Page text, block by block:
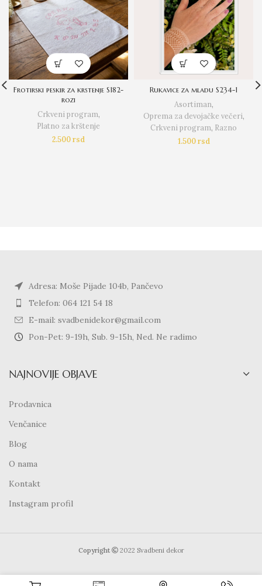
Frotirski peskir za krstenje S182-
rozi
Crkveni program,
Platno za krštenje
2.500rsd
Rukavice za mladu S234-1
Asortiman,
Oprema za devojačke večeri,
Crkveni program, Razno
1.500rsd
Adresa: Moše Pijade 104b, Pančevo
Telefon: 064 121 54 18
E-mail: svadbenidekor@gmail.com
Pon-Pet: 9-19h, Sub. 9-15h, Ned. Ne radimo
NAJNOVIJE OBJAVE
Prodavnica
Venčanice
Blog
O nama
Kontakt
Instagram profil
Copyright 2022 Svadbeni dekor